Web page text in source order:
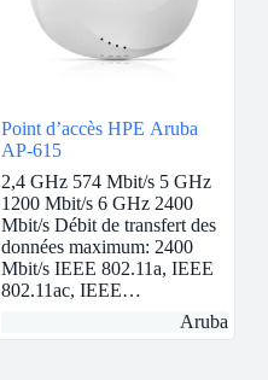
Point d’accès HPE Aruba
AP-615
2,4 GHz 574 Mbit/s 5 GHz
1200 Mbit/s 6 GHz 2400
Mbit/s Débit de transfert des
données maximum: 2400
Mbit/s IEEE 802.11a, IEEE
802.11ac, IEEE…
Aruba